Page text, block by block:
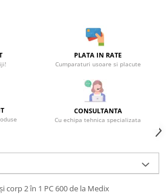
PLATA IN RATE
Cumparaturi usoare si placute
CONSULTANTA
Cu echipa tehnica specializata
corp 2 în 1 PC 600 de la Medix